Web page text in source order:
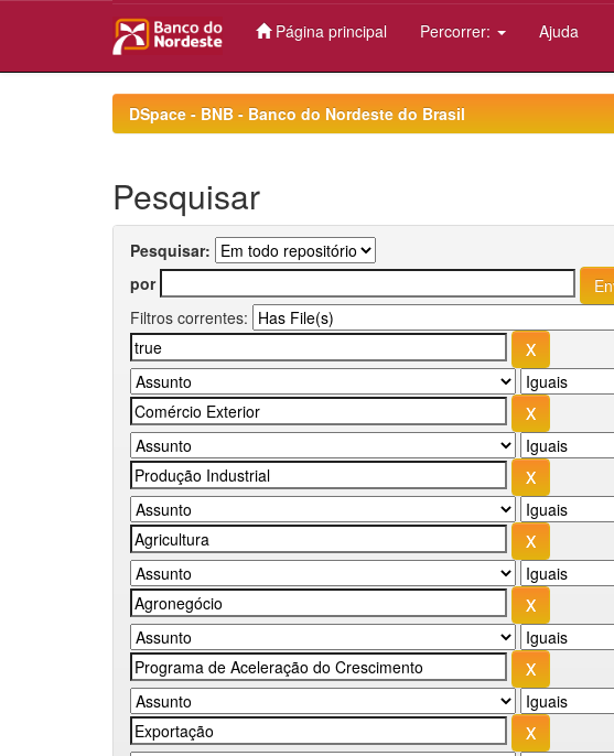
Página principal Percorrer: Ajuda
DSpace - BNB - Banco do Nordeste do Brasil
Pesquisar
Pesquisar:
por
Filtros correntes: